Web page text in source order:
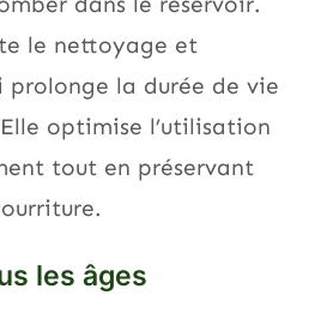
le nettoyage et
prolonge la durée de vie
optimise l’utilisation
tout en préservant
les âges